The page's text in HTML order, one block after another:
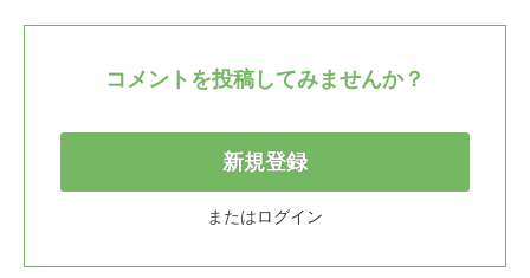
コメントを投稿してみませんか？
新規登録
またはログイン